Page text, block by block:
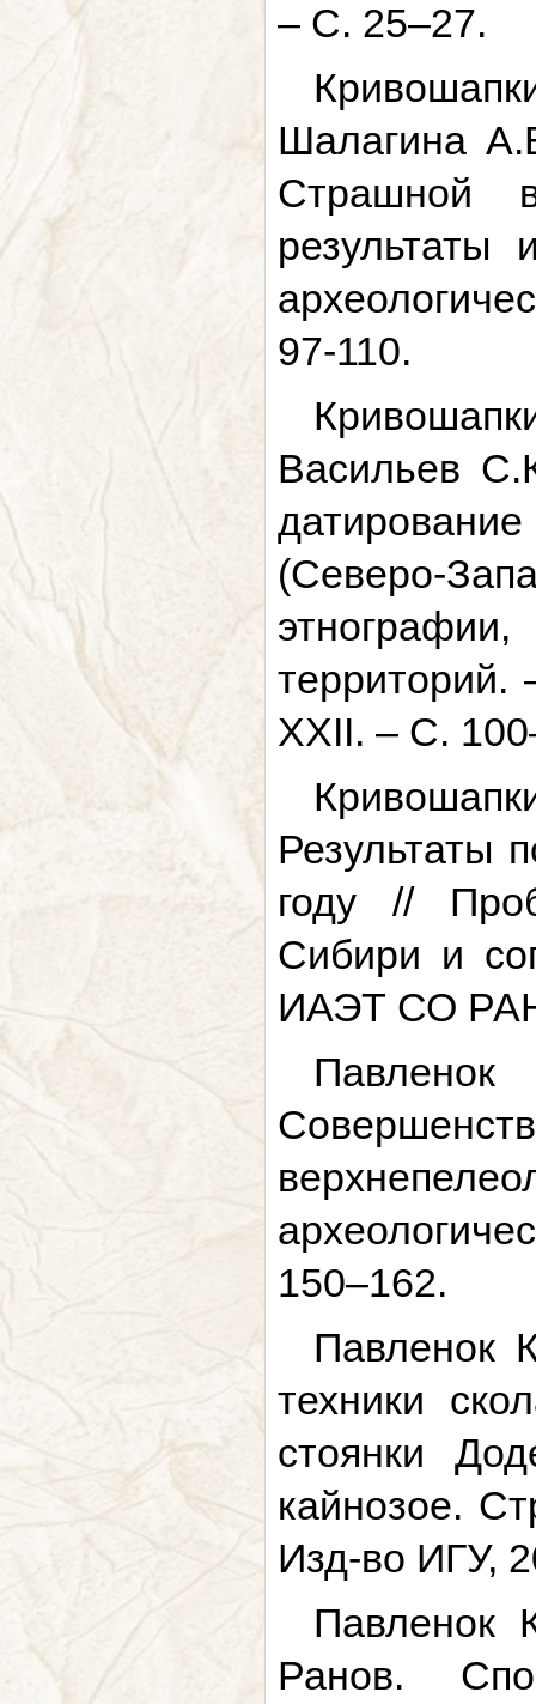
– С. 25–27.
Шалагина
Страшной
результаты
97-110.
Васильев
(Северо-
XXII. – С.
Результаты
году //
Сибири и
ИАЭТ СО
150–162.
Павленок
техники
стоянки
кайнозое.
Изд-во ИГУ,
Павленок
Ранов.